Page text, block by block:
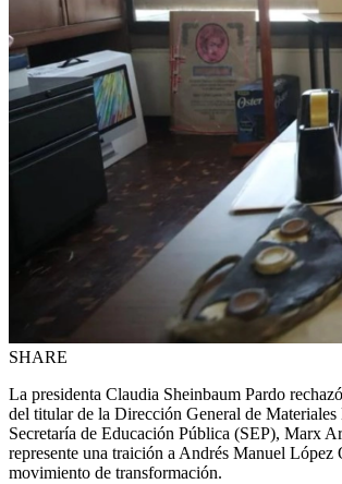
SHARE
La presidenta Claudia Sheinbaum Pardo
del titular de la Dirección General de Materiales
Secretaría de Educación Pública (SEP), Marx
represente una traición a Andrés Manuel López
movimiento de transformación.